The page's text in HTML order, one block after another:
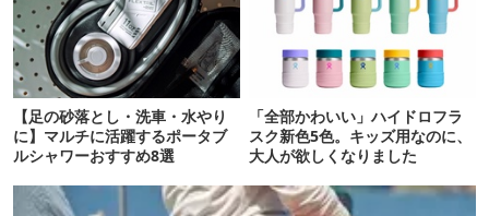
【足の砂落とし・洗車・水やり
に】マルチに活躍するポータブ
ルシャワーおすすめ8選
「全部かわいい」ハイドロフラ
スク新色5色。キッズ用なのに、
大人が欲しくなりました